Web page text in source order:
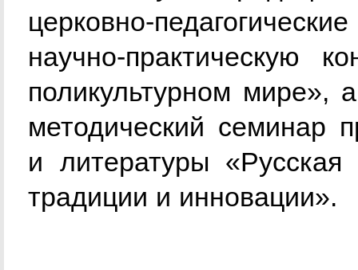
церковно-
научно-практическую
поликультурном мире»,
методический семинар
и литературы
традиции и инновации».